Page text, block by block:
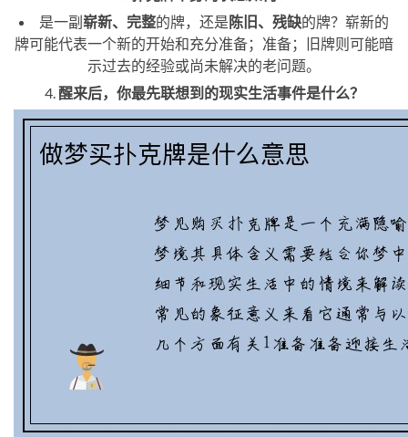
是一副崭新、完整的牌，还是陈旧、残缺的牌？崭新的
牌可能代表一个新的开始和充分准备；准备；旧牌则可能暗
示过去的经验或尚未解决的老问题。
4.醒来后，你最先联想到的现实生活事件是什么？